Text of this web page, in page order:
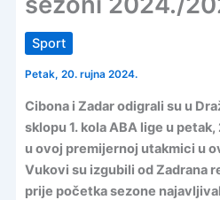
Sport
Petak, 20. rujna 2024.
Cibona i Zadar odigrali su u
sklopu 1. kola ABA lige u
u ovoj premijernoj utakmici u
Vukovi su izgubili od Zadrana
prije početka sezone